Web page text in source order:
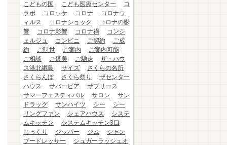
こどもの国
こども医療センター
コ
ラボ
コロッケ コロナ
コロナウ
ィルス
コロナショック
コロナの影
響
コロナ影響 コロナ禍
コンシ
ェルジュ
コンビニ ご契約
ご成
約
ご時世 ご案内
ご案内可能
ご相談
ご褒美 ご馳走
ザ・ハウ
ス港北綱島
サイズ
さくらの名所
さくらんぼ
さくら祭り
ザセンター
ハウス
サバービア
サブリース
サマーフェスティバル
サロン
サン
ドラッグ
サンハイツ シー
シー
リングファン
シェアハウス
システ
ムキッチン
システムキッチン3口
じっくり
ジッパー ジム
シャン
プードレッサー
シュガーラッシュオ